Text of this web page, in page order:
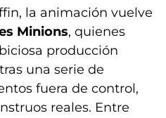
la animación vuelve
Minions, quienes
producción
una serie de
fuera de control,
reales. Entre